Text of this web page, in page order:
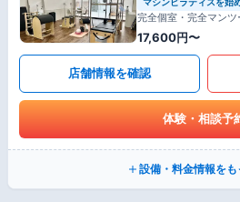
完全個室・完全マンツ
17,600円〜
店舗情報を確認
体験・相談予
設備・料金情報をも